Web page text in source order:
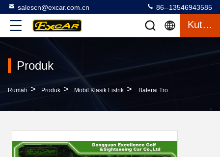
salescn@excar.com.cn 86--13546943585
Kutipan
Produk
Rumah > Produk > Mobil Klasik Listrik > Baterai Trojan Dioperasikan Vintage Golf Carts G1S8 Steel Alloy Framework